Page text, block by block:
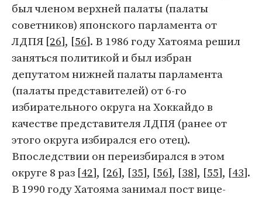
был членом верхней палаты (палаты
советников) японского парламента от
ЛДПЯ [26], [56]. В 1986 году Хатояма решил
заняться политикой и был избран
депутатом нижней палаты парламента
(палаты представителей) от 6-го
избирательного округа на Хоккайдо в
качестве представителя ЛДПЯ (ранее от
этого округа избирался его отец).
Впоследствии он переизбирался в этом
округе 8 раз [42], [26], [35], [56], [38], [55], [43].
В 1990 году Хатояма занимал пост вице-